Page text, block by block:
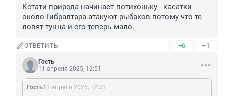
Кстати природа начинает потихоньку - касатки
около Гибралтара атакуют рыбаков потому что те
ловят тунца и его теперь мало.
ОТВЕТИТЬ +6 –1
Гость
11 апреля 2025, 12:51
Гость11 апреля 2025, 12:31